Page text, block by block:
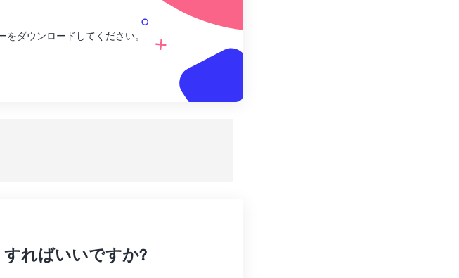
ダウンロードしてください。
すればいいですか?